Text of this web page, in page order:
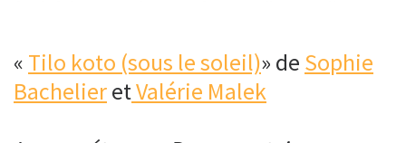
« Tilo koto (sous le soleil)» de Sophie
BachelieretValérie Malek